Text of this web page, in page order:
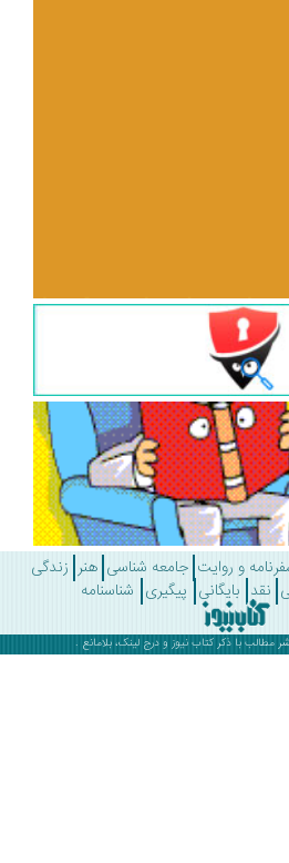
روایت جامعه شناسی هنر زندگی
بایگانی پیگیری شناسنامه
ذکرکتاب نیوز و درج لینک، بلامانع .